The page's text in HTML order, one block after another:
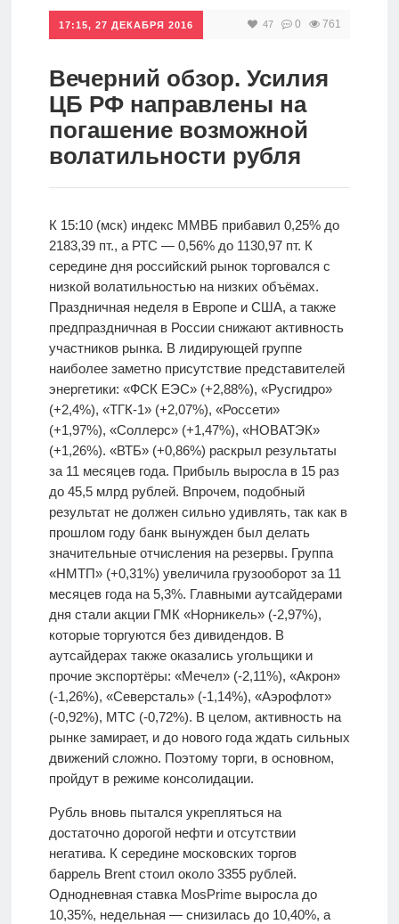
Инвестиции
Дивиденды
анализ
Видео
Сделано
в России
Рунет
17:15, 27 ДЕКАБРЯ 2016 47 0 761
Вечерний обзор. Усилия
ЦБ РФ направлены на
погашение возможной
волатильности рубля
К 15:10 (мск) индекс ММВБ прибавил 0,25% до
2183,39 пт., а РТС — 0,56% до 1130,97 пт. К
середине дня российский рынок торговался с
низкой волатильностью на низких объёмах.
Праздничная неделя в Европе и США, а также
предпраздничная в России снижают активность
участников рынка. В лидирующей группе
наиболее заметно присутствие представителей
энергетики: «ФСК ЕЭС» (+2,88%), «Русгидро»
(+2,4%), «ТГК-1» (+2,07%), «Россети»
(+1,97%), «Соллерс» (+1,47%), «НОВАТЭК»
(+1,26%). «ВТБ» (+0,86%) раскрыл результаты
за 11 месяцев года. Прибыль выросла в 15 раз
до 45,5 млрд рублей. Впрочем, подобный
результат не должен сильно удивлять, так как в
прошлом году банк вынужден был делать
значительные отчисления на резервы. Группа
«НМТП» (+0,31%) увеличила грузооборот за 11
месяцев года на 5,3%. Главными аутсайдерами
дня стали акции ГМК «Норникель» (-2,97%),
которые торгуются без дивидендов. В
аутсайдерах также оказались угольщики и
прочие экспортёры: «Мечел» (-2,11%), «Акрон»
(-1,26%), «Северсталь» (-1,14%), «Аэрофлот»
(-0,92%), МТС (-0,72%). В целом, активность на
рынке замирает, и до нового года ждать сильных
движений сложно. Поэтому торги, в основном,
пройдут в режиме консолидации.
Рубль вновь пытался укрепляться на
достаточно дорогой нефти и отсутствии
негатива. К середине московских торгов
баррель Brent стоил около 3355 рублей.
Однодневная ставка MosPrime выросла до
10,35%, недельная — снизилась до 10,40%, а